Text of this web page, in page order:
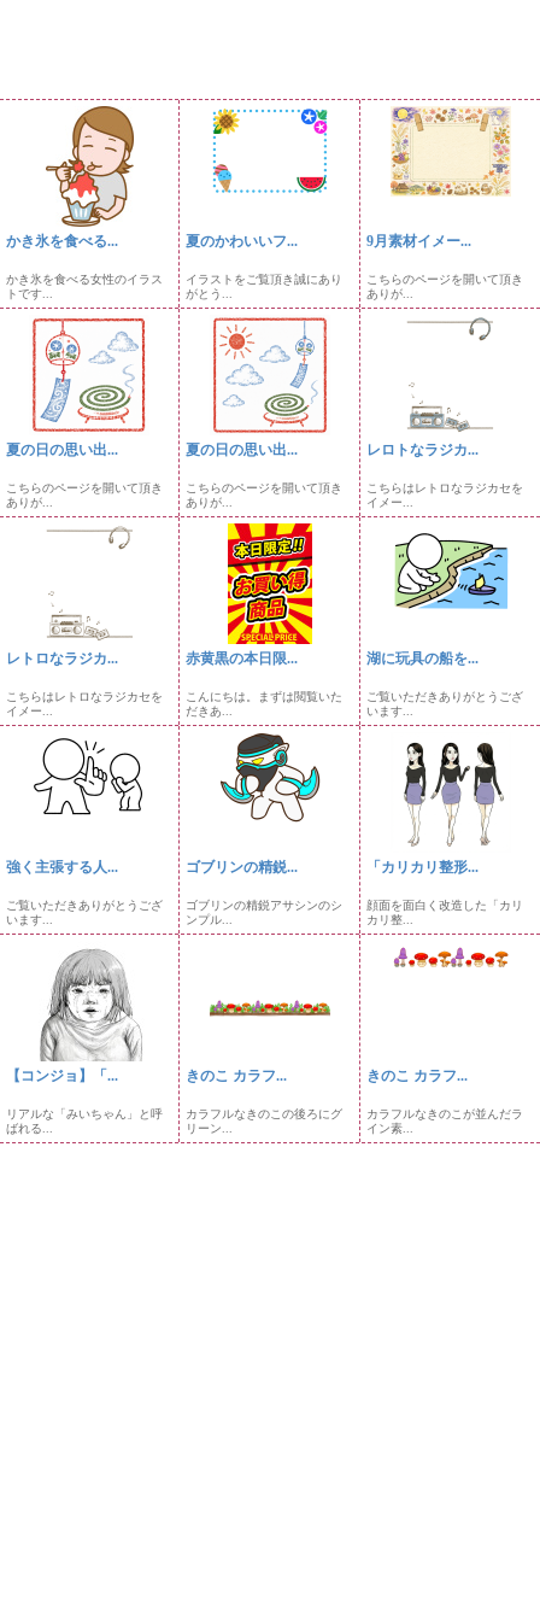
かき氷を食べる...
かき氷を食べる女性のイラス
トです...
夏のかわいいフ...
イラストをご覧頂き誠にあり
がとう...
9月素材イメー...
こちらのページを開いて頂き
ありが...
夏の日の思い出...
こちらのページを開いて頂き
ありが...
夏の日の思い出...
こちらのページを開いて頂き
ありが...
レロトなラジカ...
こちらはレトロなラジカセを
イメー...
レトロなラジカ...
こちらはレトロなラジカセを
イメー...
赤黄黒の本日限...
こんにちは。まずは閲覧いた
だきあ...
湖に玩具の船を...
ご覧いただきありがとうござ
います...
強く主張する人...
ご覧いただきありがとうござ
います...
ゴブリンの精鋭...
ゴブリンの精鋭アサシンのシ
ンプル...
「カリカリ整形...
顔面を面白く改造した「カリ
カリ整...
【コンジョ】「...
リアルな「みいちゃん」と呼
ばれる...
きのこ カラフ...
カラフルなきのこの後ろにグ
リーン...
きのこ カラフ...
カラフルなきのこが並んだラ
イン素...